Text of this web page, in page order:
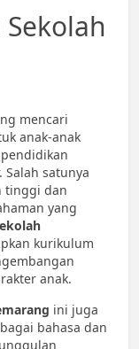
mencari
anak-anak
satunya
tinggi dan
yang
kurikulum
anak.
ini juga
bahasa dan